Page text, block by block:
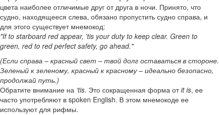
цвета наиболее отличимые друг от друга в ночи. Принято, что
судно, находящееся слева, обязано пропустить судно справа, и
для этого существует мнемокод:
"If to starboard red appear, 'tis your duty to keep clear. Green to
green, red to red perfect safety, go ahead."
(Если справа – красный свет – твой долг оставаться в стороне.
Зеленый к зеленому, красный к красному – идеально безопасно,
продолжай путь.)
Обратите внимание на ‘tis. Это сокращенная форма отit is, ее
часто употребляют в spoken English. В этом мнемокоде ее
используют для рифмы.